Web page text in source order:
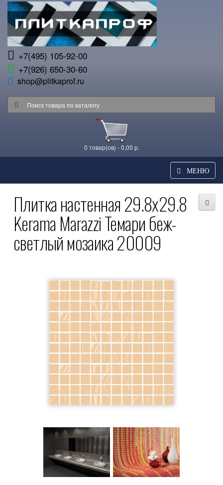
+7(495) 105-92-00
+7(926) 650-30-60
shop@plitkaprof.ru
0 товар(ов) - 0,00 р.
МЕНЮ
Плитка настенная 29.8x29.8
Kerama Marazzi Темари беж-
светлый мозаика 20009